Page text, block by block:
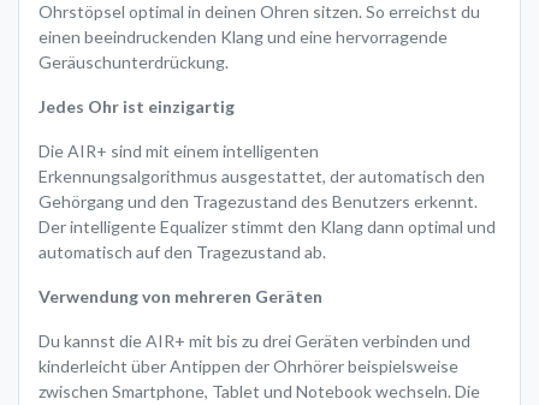
Ohrstöpsel optimal in deinen Ohren sitzen. So erreichst du
einen beeindruckenden Klang und eine hervorragende
Geräuschunterdrückung.
Jedes Ohr ist einzigartig
Die AIR+ sind mit einem intelligenten
Erkennungsalgorithmus ausgestattet, der automatisch den
Gehörgang und den Tragezustand des Benutzers erkennt.
Der intelligente Equalizer stimmt den Klang dann optimal und
automatisch auf den Tragezustand ab.
Verwendung von mehreren Geräten
Du kannst die AIR+ mit bis zu drei Geräten verbinden und
kinderleicht über Antippen der Ohrhörer beispielsweise
zwischen Smartphone, Tablet und Notebook wechseln. Die